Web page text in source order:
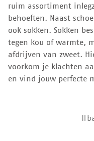
ruim assortiment
behoeften. Naast
ook sokken. Sokken
tegen kou of warmte,
afdrijven van zweet.
voorkom je klachten
en vind jouw perfecte